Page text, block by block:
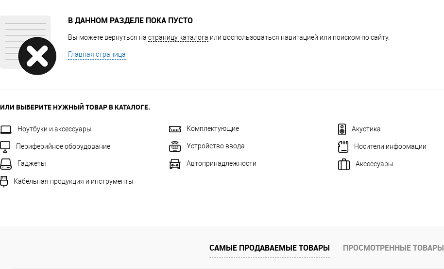
В ДАННОМ РАЗДЕЛЕ ПОКА ПУСТО
Вы можете вернуться на страницу каталога или воспользоваться навигацией или поиском по сайту.
Главная страница
ИЛИ ВЫБЕРИТЕ НУЖНЫЙ ТОВАР В КАТАЛОГЕ.
Ноутбуки и аксессуары Комплектующие Акустика
Периферийное оборудование Устройство ввода Носители информации
Гаджеты Автопринадлежности Аксессуары
Кабельная продукция и инструменты
САМЫЕ ПРОДАВАЕМЫЕ ТОВАРЫ ПРОСМОТРЕННЫЕ ТОВАРЫ